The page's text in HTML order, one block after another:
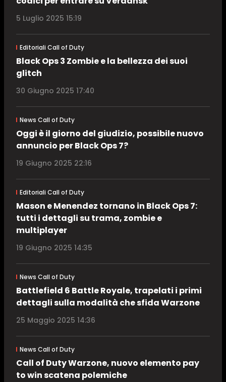
5 Luglio 2025 15:19
Editoriali Call of Duty
Black Ops 3 Zombie e la bellezza dei suoi
glitch
30 Giugno 2025 17:40
News Call of Duty
Oggi è il giorno del giudizio, possibile nuovo
annuncio per Black Ops 7?
19 Giugno 2025 22:16
Editoriali Call of Duty
Mason e Menendez tornano in Black Ops 7:
tutti i dettagli su trama, zombie e
multiplayer
19 Giugno 2025 14:35
News Call of Duty
Battlefield 6 Battle Royale, trapelati i primi
dettagli sulla modalità che sfida Warzone
25 Maggio 2025 14:36
News Call of Duty
Call of Duty Warzone, nuovo elemento pay
to win scatena polemiche